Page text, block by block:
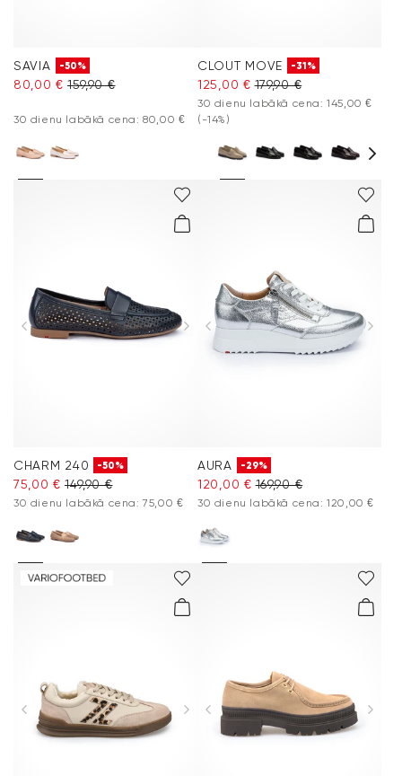
SAVIA -50%
80,00 € 159,90 €
30 dienu labākā cena: 80,00 €
CLOUT MOVE -31%
125,00 € 179,90 €
30 dienu labākā cena: 145,00 €
(-14%)
CHARM 240 -50%
75,00 € 149,90 €
30 dienu labākā cena: 75,00 €
AURA -29%
120,00 € 169,90 €
30 dienu labākā cena: 120,00 €